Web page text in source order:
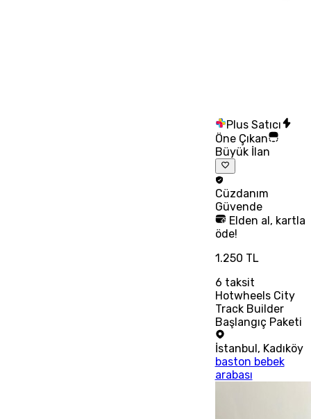
Plus Satıcı
Öne Çıkan
Büyük İlan
Cüzdanım
Güvende
Elden al, kartla
öde!
1.250 TL
6 taksit
Hotwheels City
Track Builder
Başlangıç Paketi
İstanbul, Kadıköy
baston bebek
arabası